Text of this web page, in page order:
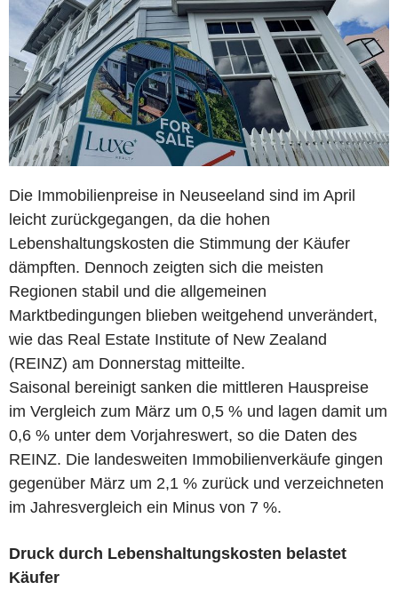
Die Immobilienpreise in Neuseeland sind im April
leicht zurückgegangen, da die hohen
Lebenshaltungskosten die Stimmung der Käufer
dämpften. Dennoch zeigten sich die meisten
Regionen stabil und die allgemeinen
Marktbedingungen blieben weitgehend unverändert,
wie das Real Estate Institute of New Zealand
(REINZ) am Donnerstag mitteilte.
Saisonal bereinigt sanken die mittleren Hauspreise
im Vergleich zum März um 0,5 % und lagen damit um
0,6 % unter dem Vorjahreswert, so die Daten des
REINZ. Die landesweiten Immobilienverkäufe gingen
gegenüber März um 2,1 % zurück und verzeichneten
im Jahresvergleich ein Minus von 7 %.
Druck durch Lebenshaltungskosten belastet
Käufer